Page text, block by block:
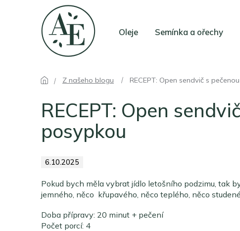
Oleje Semínka a ořechy
Z našeho blogu RECEPT: Open sendvič s
RECEPT: Open
posypkou
6.10.2025
Pokud bych měla vybrat jídlo letošního podzimu, tak
jemného, něco křupavého, něco teplého, něco
Doba přípravy: 20 minut + pečení
Počet porcí: 4